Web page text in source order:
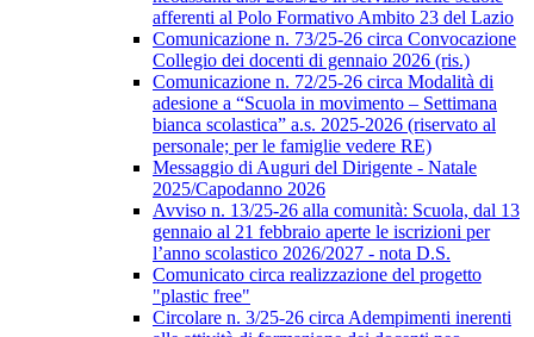
afferenti al Polo Formativo Ambito 23 del Lazio
Comunicazione n. 73/25-26 circa Convocazione
Collegio dei docenti di gennaio 2026 (ris.)
Comunicazione n. 72/25-26 circa Modalità di
adesione a “Scuola in movimento – Settimana
bianca scolastica” a.s. 2025-2026 (riservato al
personale; per le famiglie vedere RE)
Messaggio di Auguri del Dirigente - Natale
2025/Capodanno 2026
Avviso n. 13/25-26 alla comunità: Scuola, dal 13
gennaio al 21 febbraio aperte le iscrizioni per
l’anno scolastico 2026/2027 - nota D.S.
Comunicato circa realizzazione del progetto
"plastic free"
Circolare n. 3/25-26 circa Adempimenti inerenti